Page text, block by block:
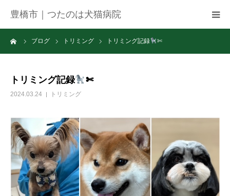
豊橋市｜つたのは犬猫病院
ブログ トリミング トリミング記録 ✄
トリミング記録 ✄
2024.03.24 トリミング
病院紹介
お知らせ
ブログ
お問い合わせ